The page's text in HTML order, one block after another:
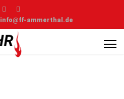
info@ff-ammerthal.de